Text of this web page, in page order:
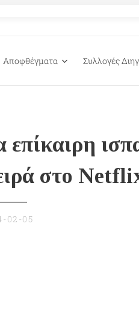
Αποφθέγματα Συλλογές
στο
02-05